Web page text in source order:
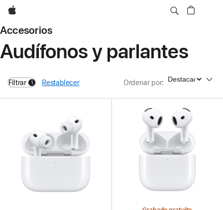
Apple
Accesorios
Audífonos y parlantes
Filtrar 1
filters active
Restablecer Ordenar por: Ordenar por